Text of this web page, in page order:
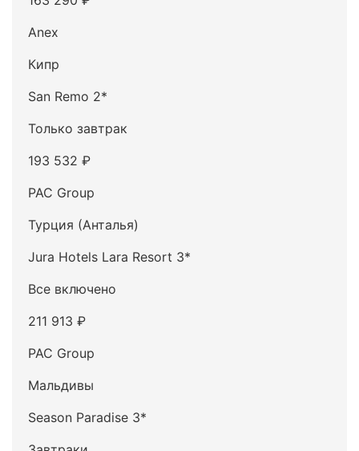
Anex
Кипр
San Remo 2*
Только завтрак
193 532 ₽
PAC Group
Турция (Анталья)
Jura Hotels Lara Resort 3*
Все включено
211 913 ₽
PAC Group
Мальдивы
Season Paradise 3*